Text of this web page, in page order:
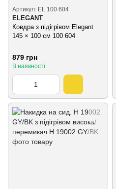
Артикул: EL 100 604
ELEGANT
Ковдра з підігрівом Elegant
145 × 100 см 100 604
879 грн
В наявності